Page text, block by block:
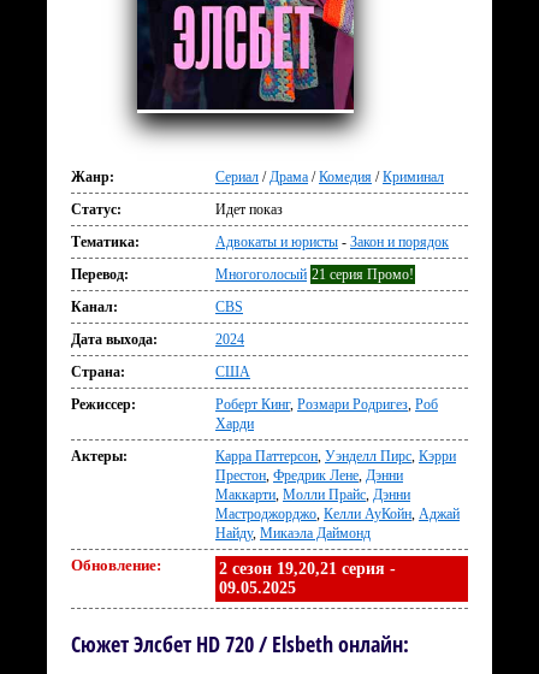
Жанр: Сериал /Драма /Комедия /Криминал
Статус:
Идет показ
Тематика:
Адвокаты и юристы - Закон и порядок
Перевод:
Многоголосый 21 серия Промо!
Канал:
CBS
Дата выхода:
2024
Страна:
США
Режиссер:
Роберт Кинг, Розмари Родригез, Роб
Харди
Актеры:
Карра Паттерсон, Уэнделл Пирс, Кэрри
Престон, Фредрик Лене, Дэнни
Маккарти, Молли Прайс, Дэнни
Мастроджорджо, Келли АуКойн, Аджай
Найду, Микаэла Даймонд
Обновление:
2 сезон 19,20,21 серия -
09.05.2025
Сюжет Элсбет HD 720 / Elsbeth онлайн: